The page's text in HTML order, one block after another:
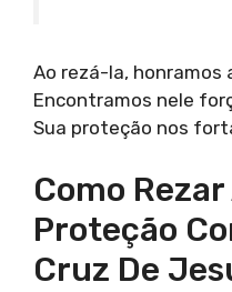
Ao rezá-la, honramos
Encontramos nele
Sua proteção nos
Como
Proteção
Cruz De